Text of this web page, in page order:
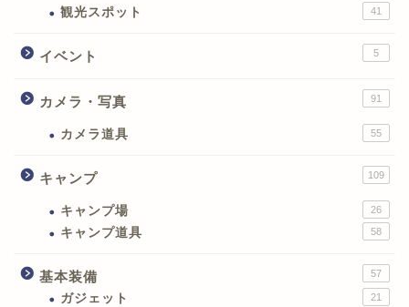
観光スポット 41
イベント 5
カメラ・写真 91
カメラ道具 55
キャンプ 109
キャンプ場 26
キャンプ道具 58
基本装備 57
ガジェット 21